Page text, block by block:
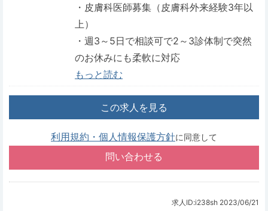
・皮膚科医師募集（皮膚科外来経験3年以
上）
・週3～5日で相談可で2～3診体制で突然
のお休みにも柔軟に対応
もっと読む
この求人を見る
利用規約・個人情報保護方針に同意して
求人ID:i238sh 2023/06/21